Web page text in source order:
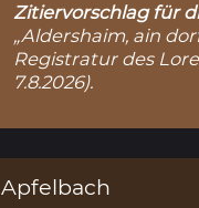
Zitiervorschlag für
„Aldershaim, ain
Registratur des
7.8.2026).
Apfelbach